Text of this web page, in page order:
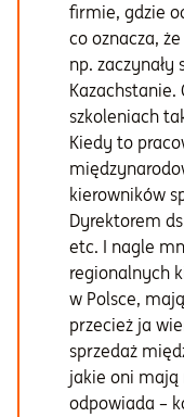
firmie, gdzie
co oznacza,
np. zaczynały
szkoleniach
Kiedy to
kierowników
Dyrektorem
etc. I nagle
regionalnych
w Polsce,
przecież ja
sprzedaż
jakie oni mają
odpowiada –